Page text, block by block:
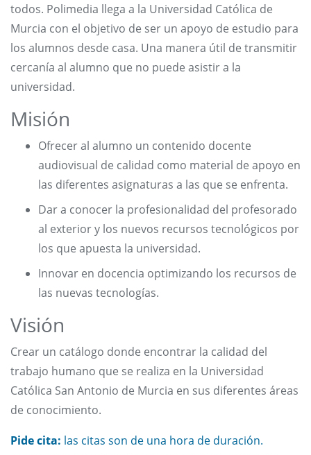
todos. Polimedia llega a la Universidad Católica de
Murcia con el objetivo de ser un apoyo de estudio para
los alumnos desde casa. Una manera útil de transmitir
cercanía al alumno que no puede asistir a la
universidad.
Misión
Ofrecer al alumno un contenido docente
audiovisual de calidad como material de apoyo en
las diferentes asignaturas a las que se enfrenta.
Dar a conocer la profesionalidad del profesorado
al exterior y los nuevos recursos tecnológicos por
los que apuesta la universidad.
Innovar en docencia optimizando los recursos de
las nuevas tecnologías.
Visión
Crear un catálogo donde encontrar la calidad del
trabajo humano que se realiza en la Universidad
Católica San Antonio de Murcia en sus diferentes áreas
de conocimiento.
Pide cita: las citas son de una hora de duración.